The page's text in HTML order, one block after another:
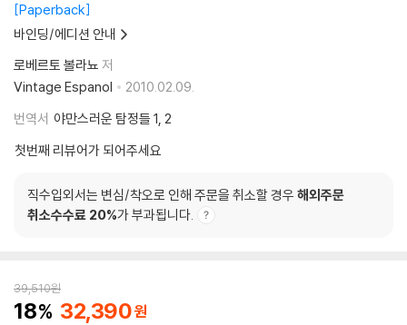
Paperback
바인딩/에디션 안내
로베르토 볼라뇨 저
Vintage Espanol
2010.02.09.
번역서 야만스러운 탐정들 1, 2
첫번째 리뷰어가 되어주세요
직수입외서는 변심/착오로 인해 주문을 취소할 경우 해외주문
취소수수료 20%가 부과됩니다.
39,510원
18 32,390